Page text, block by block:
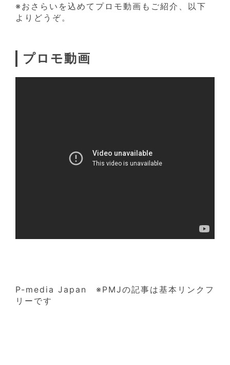
※おさらいを込めてプロモ動画もご紹介、以下
よりどうぞ。
プロモ動画
P-media Japan ※PMJの記事は基本リンクフ
リーです